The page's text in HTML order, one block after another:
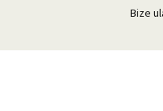
Bize